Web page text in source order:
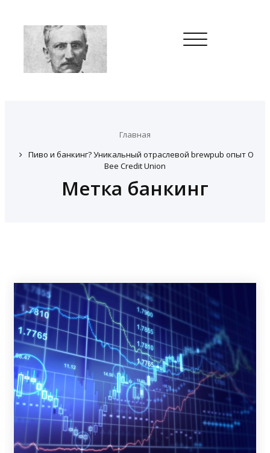
Toggle
navigation
Главная
Пиво и банкинг? Уникальный отраслевой brewpub опыт O
Bee Credit Union
Метка банкинг